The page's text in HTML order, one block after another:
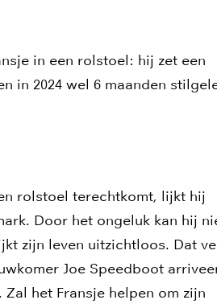
in een rolstoel: hij zet een
in 2024 wel 6 maanden
rolstoel terechtkomt, lijkt hij
Door het ongeluk kan hij
zijn leven uitzichtloos. Dat
Joe Speedboot
het Fransje helpen om zijn